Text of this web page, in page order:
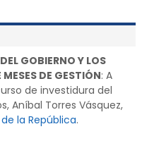
GOBIERNO Y LOS
DE GESTIÓN: A
de investidura del
Aníbal Torres Vásquez,
la República.